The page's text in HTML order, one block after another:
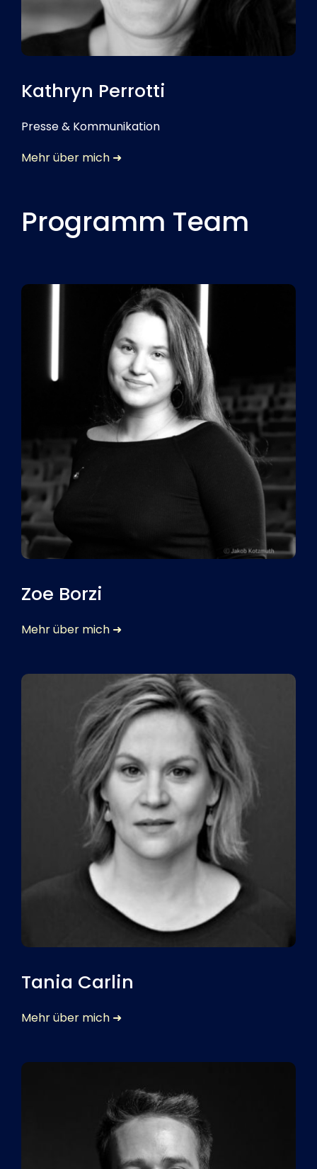
Kathryn Perrotti
Presse & Kommunikation
Mehr über mich ➜
Programm Team
Zoe Borzi
Mehr über mich ➜
Tania Carlin
Mehr über mich ➜